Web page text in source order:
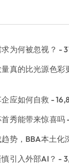
为何被忽视？ -
真的比光源色彩
应如何自救 -
秀能带来惊喜吗
势，BBA本土化
引入外部AI？ -